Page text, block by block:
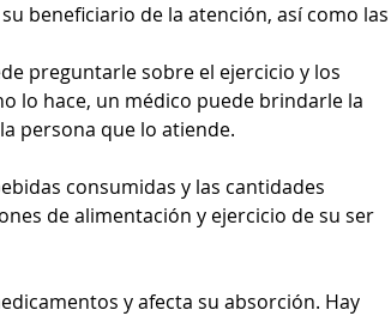
beneficiario de la atención, así como las
preguntarle sobre el ejercicio y los
lo hace, un médico puede brindarle la
persona que lo atiende.
consumidas y las cantidades
de alimentación y ejercicio de su ser
y afecta su absorción. Hay